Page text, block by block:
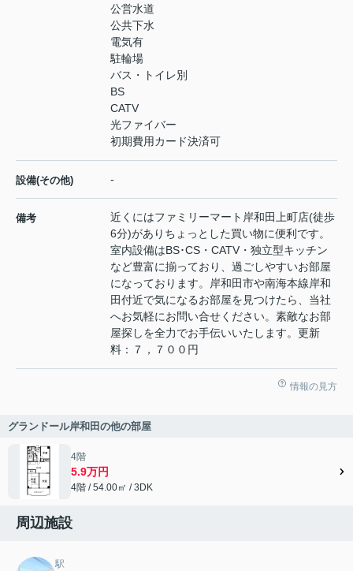
公営水道
公共下水
電気有
駐輪場
バス・トイレ別
BS
CATV
光ファイバー
初期費用カード決済可
設備(その他) -
備考
近くにはファミリーマート岸和田上町店(徒歩
6分)がありちょっとした買い物に便利です。
室内設備はBS･CS・CATV・独立型キッチン
など豊富に揃っており、過ごしやすいお部屋
になっております。岸和田市や南海本線岸和
田付近で気になるお部屋を見つけたら、当社
へお気軽にお問い合せください。素敵なお部
屋探しを全力でお手伝いいたします。更新
料：７，７００円
情報の見方
グランドール岸和田の他の部屋
4階
5.9万円
4階 / 54.00㎡ / 3DK
周辺施設
駅